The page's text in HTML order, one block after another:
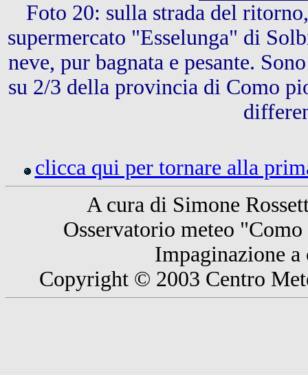
Foto 20: sulla strada del
supermercato "Esselunga" di
neve, pur bagnata e pesante.
su 2/3 della provincia di Como
clicca qui per tornare alla
A cura di Simone
Osservatorio meteo
Impaginazione a
Copyright © 2003 Centro